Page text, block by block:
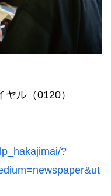
ル（0120）
?